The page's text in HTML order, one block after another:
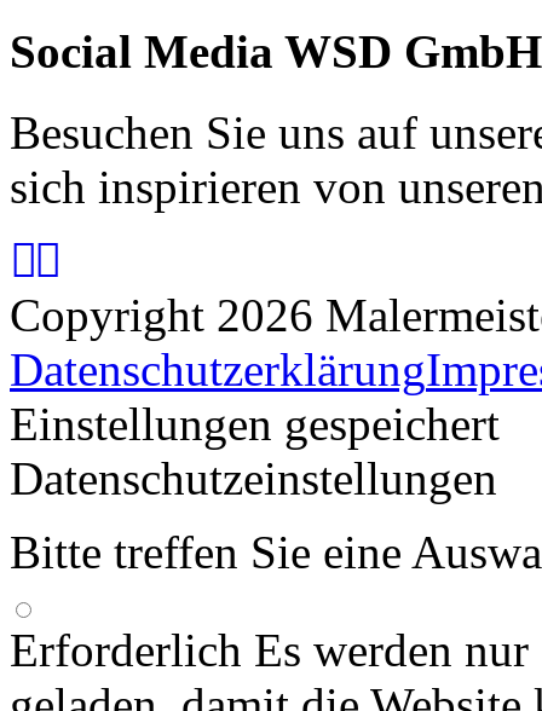
Social Media WSD GmbH
Besuchen Sie uns auf
sich inspirieren von
Copyright 2026
Datenschutzerklärung
Einstellungen gespeichert
Datenschutzeinstellungen
Bitte treffen Sie eine
Erforderlich Es werden